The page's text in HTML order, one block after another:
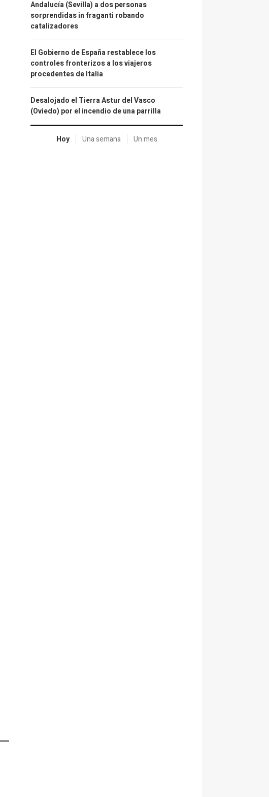
Andalucía (Sevilla) a dos personas
sorprendidas in fraganti robando
catalizadores
El Gobierno de España restablece los
controles fronterizos a los viajeros
procedentes de Italia
Desalojado el Tierra Astur del Vasco
(Oviedo) por el incendio de una parrilla
Hoy Una semana Un mes